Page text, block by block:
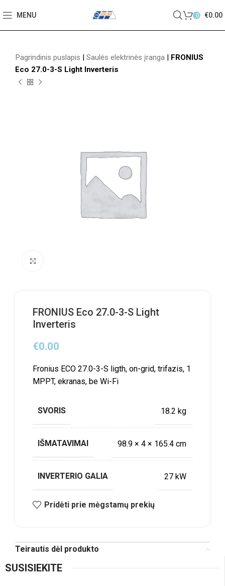
MENU 0 €0.00
Pagrindinis puslapis | Saulės elektrinės įranga | FRONIUS
Eco 27.0-3-S Light Inverteris
FRONIUS Eco 27.0-3-S Light
Inverteris
€0.00
Fronius ECO 27.0-3-S ligth, on-grid, trifazis, 1
MPPT, ekranas, be Wi-Fi
SVORIS 18.2 kg
IŠMATAVIMAI 98.9 × 4 × 165.4 cm
INVERTERIO GALIA 27 kW
Pridėti prie mėgstamų prekių
Teirautis dėl produkto
SUSISIEKITE